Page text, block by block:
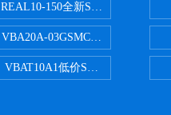
REAL10-150全新SMC正弦无杆缸
VBA20A-03GSMC增压阀VBA-
VBAT10A1低价SMC储气罐VBAT